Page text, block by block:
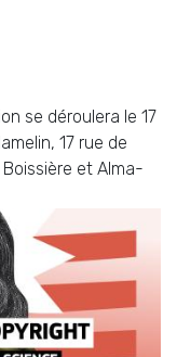
se déroulera le 17
17 rue de
Boissière et Alma-